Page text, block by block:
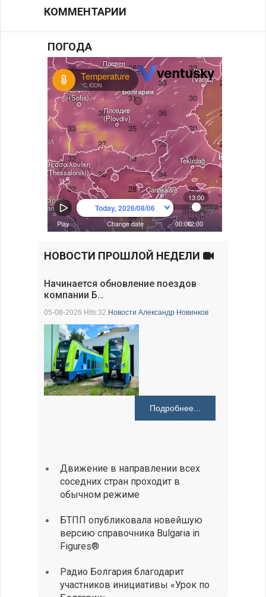
КОММЕНТАРИИ
ПОГОДА
НОВОСТИ ПРОШЛОЙ НЕДЕЛИ
Начинается обновление поездов
компании Б…
05-08-2026 Hits:32Новости Александр Новинков
Подробнее...
Движение в направлении всех
соседних стран проходит в
обычном режиме
БТПП опубликовала новейшую
версию справочника Bulgaria in
Figures®
Радио Болгария благодарит
участников инициативы «Урок по